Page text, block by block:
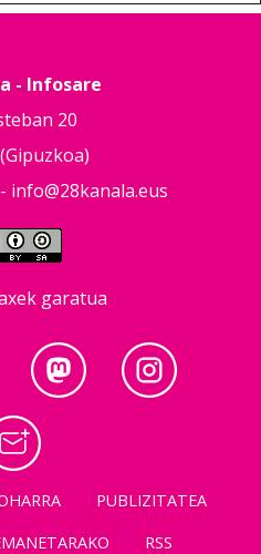
- Infosare
20
info@28kanala.eus
garatua
PUBLIZITATEA
RSS